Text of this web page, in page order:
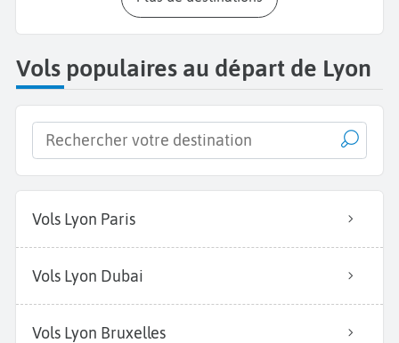
Vols populaires au départ de Lyon
Vols Lyon Paris
Vols Lyon Dubai
Vols Lyon Bruxelles